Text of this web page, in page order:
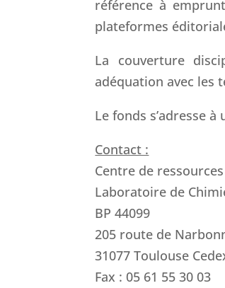
référence à
plateformes
La couverture
adéquation avec les
Le fonds s’adresse
Contact :
Centre de
Laboratoire de
BP 44099
205 route de
31077 Toulouse
Fax : 05 61 55 30 03